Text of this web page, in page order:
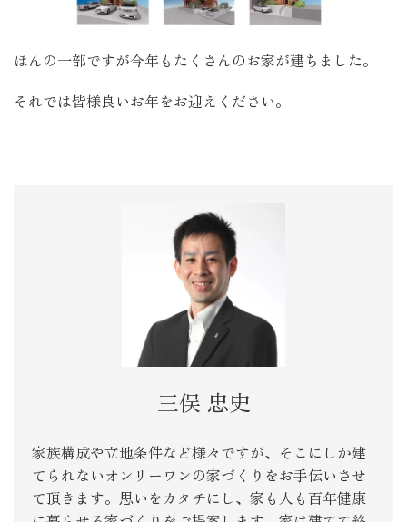
ほんの一部ですが今年もたくさんのお家が建ちました。
それでは皆様良いお年をお迎えください。
三俣 忠史
家族構成や立地条件など様々ですが、そこにしか建
てられないオンリーワンの家づくりをお手伝いさせ
て頂きます。思いをカタチにし、家も人も百年健康